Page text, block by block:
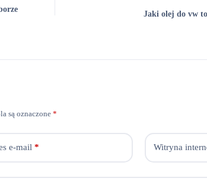
Jaki olej do vw
są oznaczone*
e-mail * Witryna